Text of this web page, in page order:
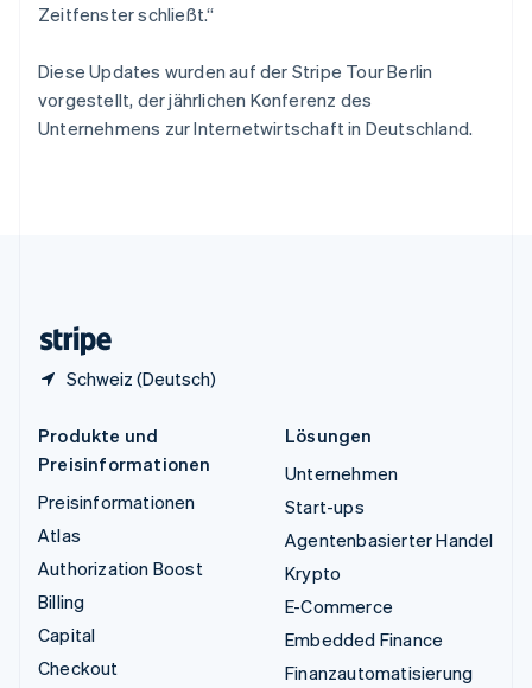
Zeitfenster schließt.“
Diese Updates wurden auf der Stripe Tour Berlin
vorgestellt, der jährlichen Konferenz des
Unternehmens zur Internetwirtschaft in Deutschland.
Schweiz (Deutsch)
Thailand
Tschechische Republik
English
Ungarn
English
Produkte und
Preisinformationen
Preisinformationen
Atlas
Authorization Boost
Billing
Capital
Checkout
Lösungen
Unternehmen
Start-ups
Agentenbasierter Handel
Krypto
E-Commerce
Embedded Finance
Finanzautomatisierung